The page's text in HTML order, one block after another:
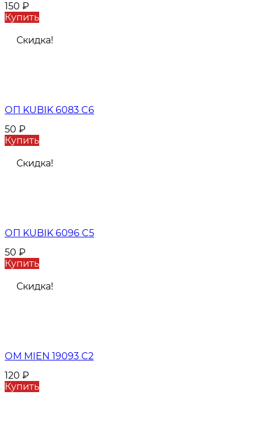
150 ₽
Купить
Скидка!
ОП KUBIK 6083 C6
50 ₽
Купить
Скидка!
ОП KUBIK 6096 C5
50 ₽
Купить
Скидка!
ОМ MIEN 19093 C2
120 ₽
Купить